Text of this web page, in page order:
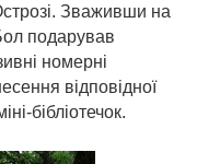
Зваживши на
подарував
номерні
відповідної
бібліотечок.